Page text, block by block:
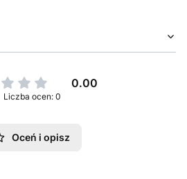
0.00
Liczba ocen: 0
Oceń i opisz